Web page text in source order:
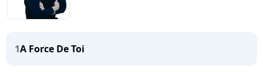
1A Force De Toi